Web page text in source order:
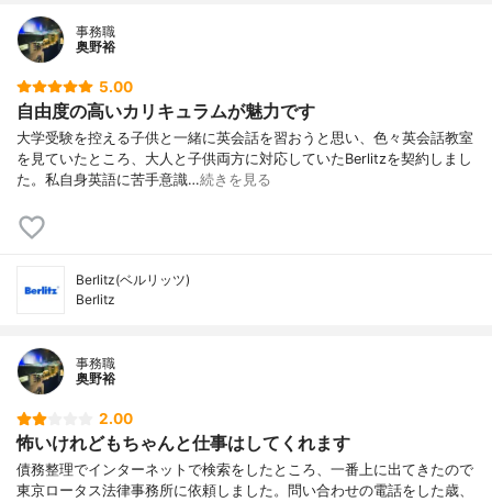
事務職
奥野裕
5.00
自由度の高いカリキュラムが魅力です
大学受験を控える子供と一緒に英会話を習おうと思い、色々英会話教室
を見ていたところ、大人と子供両方に対応していたBerlitzを契約しまし
た。私自身英語に苦手意識…続きを見る
Berlitz(ベルリッツ)
Berlitz
事務職
奥野裕
2.00
怖いけれどもちゃんと仕事はしてくれます
債務整理でインターネットで検索をしたところ、一番上に出てきたので
東京ロータス法律事務所に依頼しました。問い合わせの電話をした歳、